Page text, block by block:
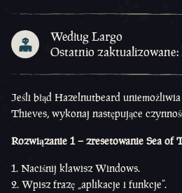
Według Largo
Ostatnio zaktualizowane:
Jeśli błąd Hazelnutbeard
Thieves, wykonaj następujące
Rozwiązanie 1 – zresetowanie Sea of
Naciśnij klawisz Windows.
Wpisz frazę „aplikacje i funkcje”.